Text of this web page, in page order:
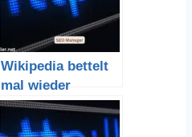
Wikipedia bettelt
mal wieder